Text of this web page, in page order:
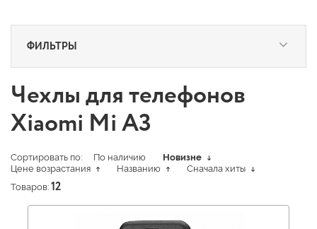
ФИЛЬТРЫ
Чехлы для телефонов
Xiaomi Mi A3
Сортировать по: По наличию
Новизне
Цене возрастания
Названию
Сначала хиты
Товаров: 12